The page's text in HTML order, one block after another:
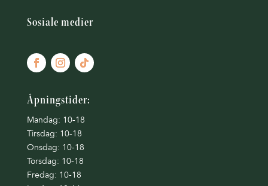
Sosiale medier
Åpningstider:
Mandag: 10-18
Tirsdag: 10-18
Onsdag: 10-18
Torsdag: 10-18
Fredag: 10-18